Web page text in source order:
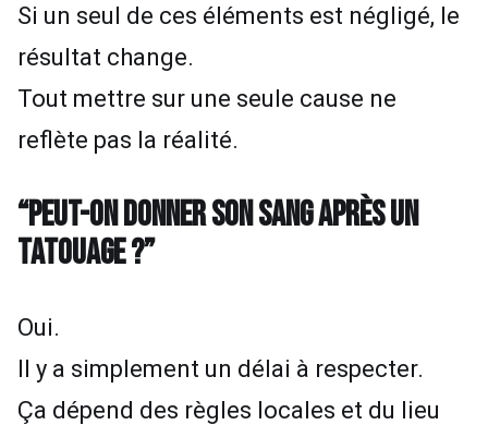
Si un seul de ces éléments est négligé, le
résultat change.
Tout mettre sur une seule cause ne
reflète pas la réalité.
“PEUT-ON DONNER SON SANG APRÈS UN
TATOUAGE ?”
Oui.
Il y a simplement un délai à respecter.
Ça dépend des règles locales et du lieu